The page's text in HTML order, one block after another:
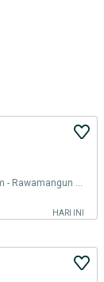
Lt 156m2 Cipinang Kebembem - Rawamangun Jakarta Timur
HARI INI